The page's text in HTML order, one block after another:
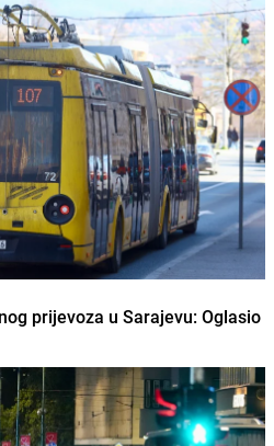
prijevoza u Sarajevu: Oglasio